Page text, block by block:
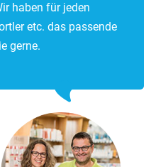
haben für jeden
etc. das passende
gerne.